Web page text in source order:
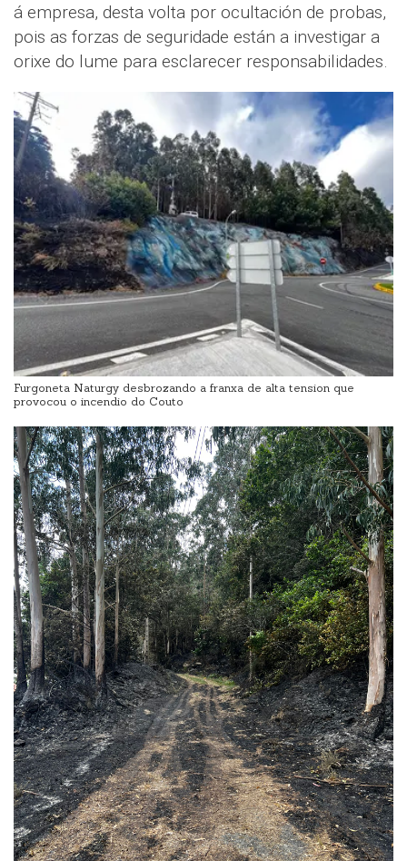
á empresa, desta volta por ocultación de probas,
pois as forzas de seguridade están a investigar a
orixe do lume para esclarecer responsabilidades.
Furgoneta Naturgy desbrozando a franxa de alta tension que
provocou o incendio do Couto